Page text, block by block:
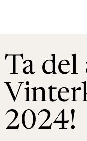
Ta del
2024!